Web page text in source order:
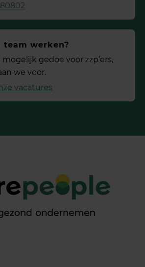
team werken?
gedoe voor ­zzp’ers,
we voor.
vacatures